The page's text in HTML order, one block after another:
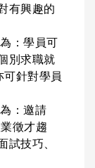
有興趣的
：學員可
別求職就
針對學員
：邀請
徵才趨
試技巧、